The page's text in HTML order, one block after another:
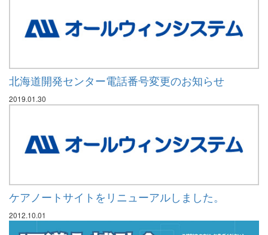
北海道開発センター電話番号変更のお知らせ
2019.01.30
ケアノートサイトをリニューアルしました。
2012.10.01